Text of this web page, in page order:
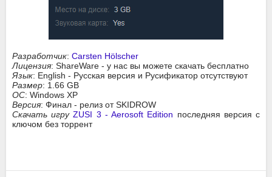
Разработчик: Carsten Hölscher
Лицензия: ShareWare - у нас вы можете скачать бесплатно
Язык: English - Русская версия и Русификатор отсутствуют
Размер: 1.66 GB
ОС: Windows XP
Версия: Финал - релиз от SKIDROW
Скачать игруZUSI 3 - Aerosoft Edition последняя версия с
ключом без торрент